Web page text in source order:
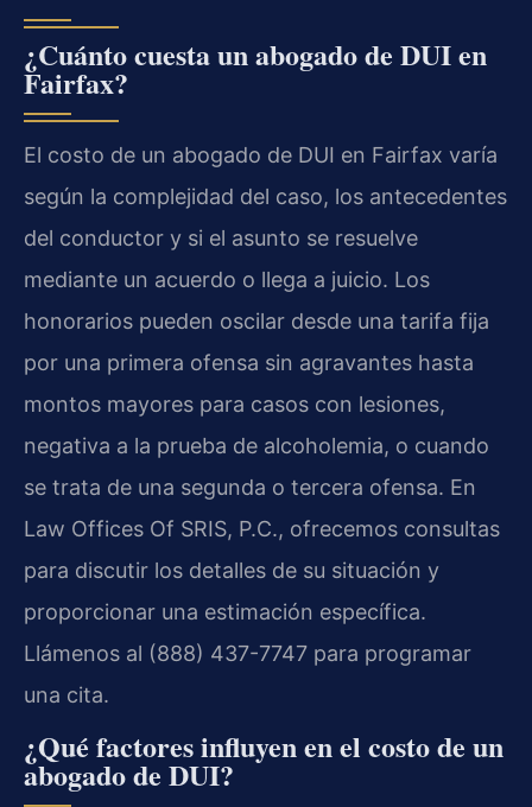
¿Cuánto cuesta un abogado de DUI en
Fairfax?
El costo de un abogado de DUI en Fairfax varía
según la complejidad del caso, los antecedentes
del conductor y si el asunto se resuelve
mediante un acuerdo o llega a juicio. Los
honorarios pueden oscilar desde una tarifa fija
por una primera ofensa sin agravantes hasta
montos mayores para casos con lesiones,
negativa a la prueba de alcoholemia, o cuando
se trata de una segunda o tercera ofensa. En
Law Offices Of SRIS, P.C., ofrecemos consultas
para discutir los detalles de su situación y
proporcionar una estimación específica.
Llámenos al (888) 437-7747 para programar
una cita.
¿Qué factores influyen en el costo de un
abogado de DUI?